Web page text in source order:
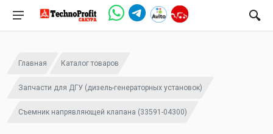
Главная Каталог товаров
Запчасти для ДГУ (дизель-генераторных установок)
Съемник напрявляющей клапана (33591-04300)